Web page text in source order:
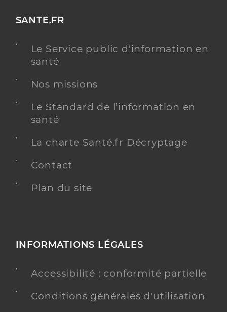
SANTE.FR
Le Service public d'information en
santé
Nos missions
Le Standard de l’information en
santé
La charte Santé.fr Décryptage
Contact
Plan du site
INFORMATIONS LÉGALES
Accessibilité : conformité partielle
Conditions générales d'utilisation